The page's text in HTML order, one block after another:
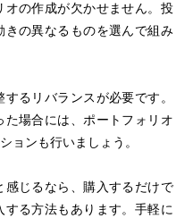
の作成が欠かせません。投
の異なるものを選んで組み
るリバランスが必要です。
場合には、ポートフォリオ
ョンも行いましょう。
じるなら、購入するだけで
る方法もあります。手軽に